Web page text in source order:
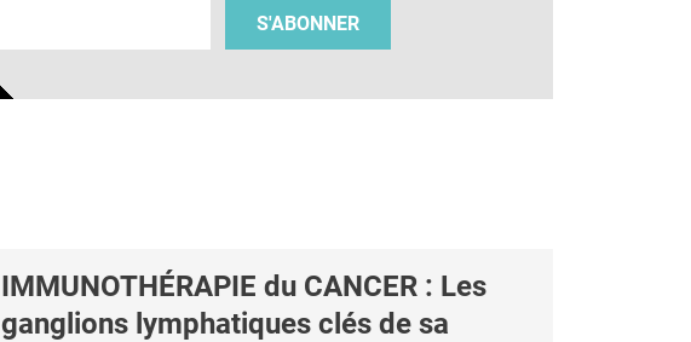
S'ABONNER
IMMUNOTHÉRAPIE du CANCER : Les
ganglions lymphatiques clés de sa